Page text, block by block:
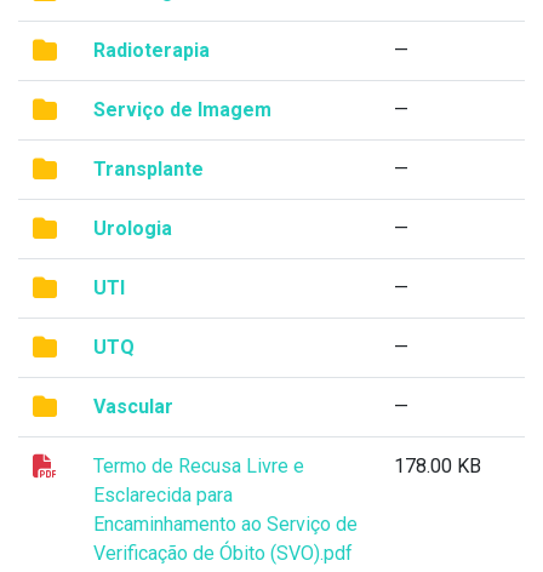
Radioterapia —
Serviço de Imagem —
Transplante —
Urologia —
UTI —
UTQ —
Vascular —
Termo de Recusa Livre e
Esclarecida para
Encaminhamento ao Serviço de
Verificação de Óbito (SVO).pdf
178.00 KB